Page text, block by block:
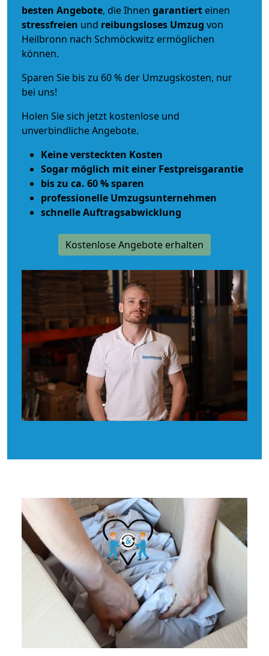
besten Angebote, die Ihnen garantiert einen
stressfreien und reibungsloses Umzug von
Heilbronn nach Schmöckwitz ermöglichen
können.
Sparen Sie bis zu 60 % der Umzugskosten, nur
bei uns!
Holen Sie sich jetzt kostenlose und
unverbindliche Angebote.
Keine versteckten Kosten
Sogar möglich mit einer Festpreisgarantie
bis zu ca. 60 % sparen
professionelle Umzugsunternehmen
schnelle Auftragsabwicklung
Kostenlose Angebote erhalten